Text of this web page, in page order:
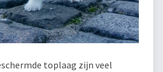
toplaag zijn veel